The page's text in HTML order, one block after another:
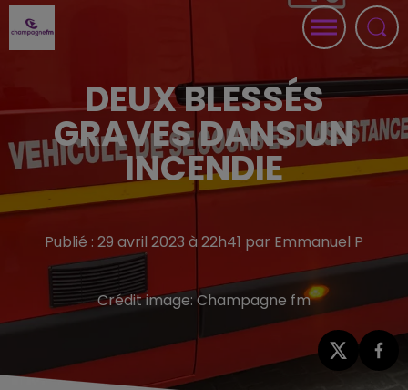
DEUX BLESSÉS
GRAVES DANS UN
INCENDIE
Publié : 29 avril 2023 à 22h41 par Emmanuel P
Crédit image: Champagne fm